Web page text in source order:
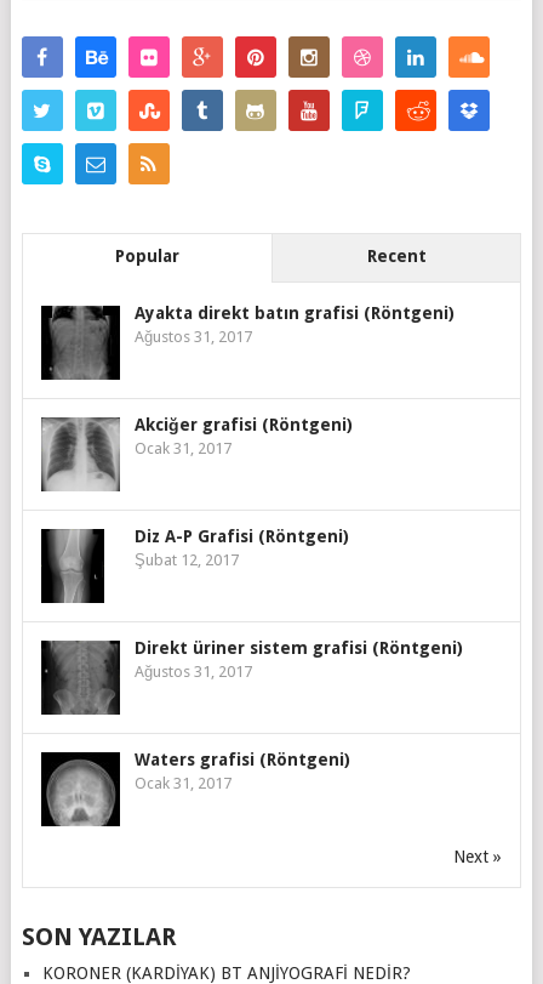
Popular Recent
Ayakta direkt batın grafisi (Röntgeni)
Ağustos 31, 2017
Akciğer grafisi (Röntgeni)
Ocak 31, 2017
Diz A-P Grafisi (Röntgeni)
Şubat 12, 2017
Direkt üriner sistem grafisi (Röntgeni)
Ağustos 31, 2017
Waters grafisi (Röntgeni)
Ocak 31, 2017
Next »
SON YAZILAR
KORONER (KARDİYAK) BT ANJİYOGRAFİ NEDİR?